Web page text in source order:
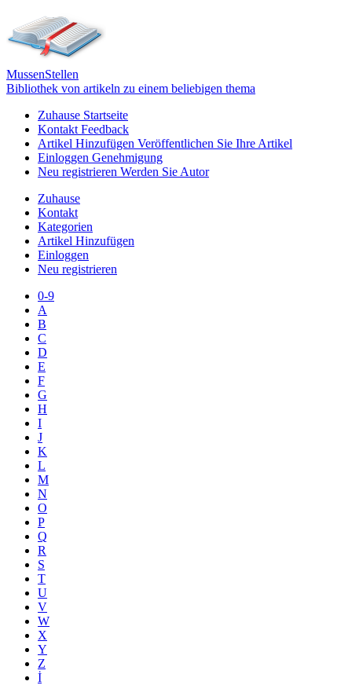
MussenStellen
Bibliothek von artikeln zu einem beliebigen thema
Zuhause Startseite
Kontakt Feedback
Artikel Hinzufügen Veröffentlichen Sie Ihre Artikel
Einloggen Genehmigung
Neu registrieren Werden Sie Autor
Zuhause
Kontakt
Kategorien
Artikel Hinzufügen
Einloggen
Neu registrieren
0-9
A
B
C
D
E
F
G
H
I
J
K
L
M
N
O
P
Q
R
S
T
U
V
W
X
Y
Z
İ